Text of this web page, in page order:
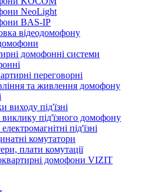
NeoLight
BAS-IP
відеодомофону
домофонні системи
переговорні
та живлення домофону
виходу під'їзні
під'їзного домофону
під'їзні
комутатори
плати комутації
домофони VIZIT